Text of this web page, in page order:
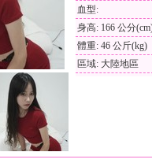
血型:
身高: 166 公分
體重: 46 公斤(kg)
區域: 大陸地區